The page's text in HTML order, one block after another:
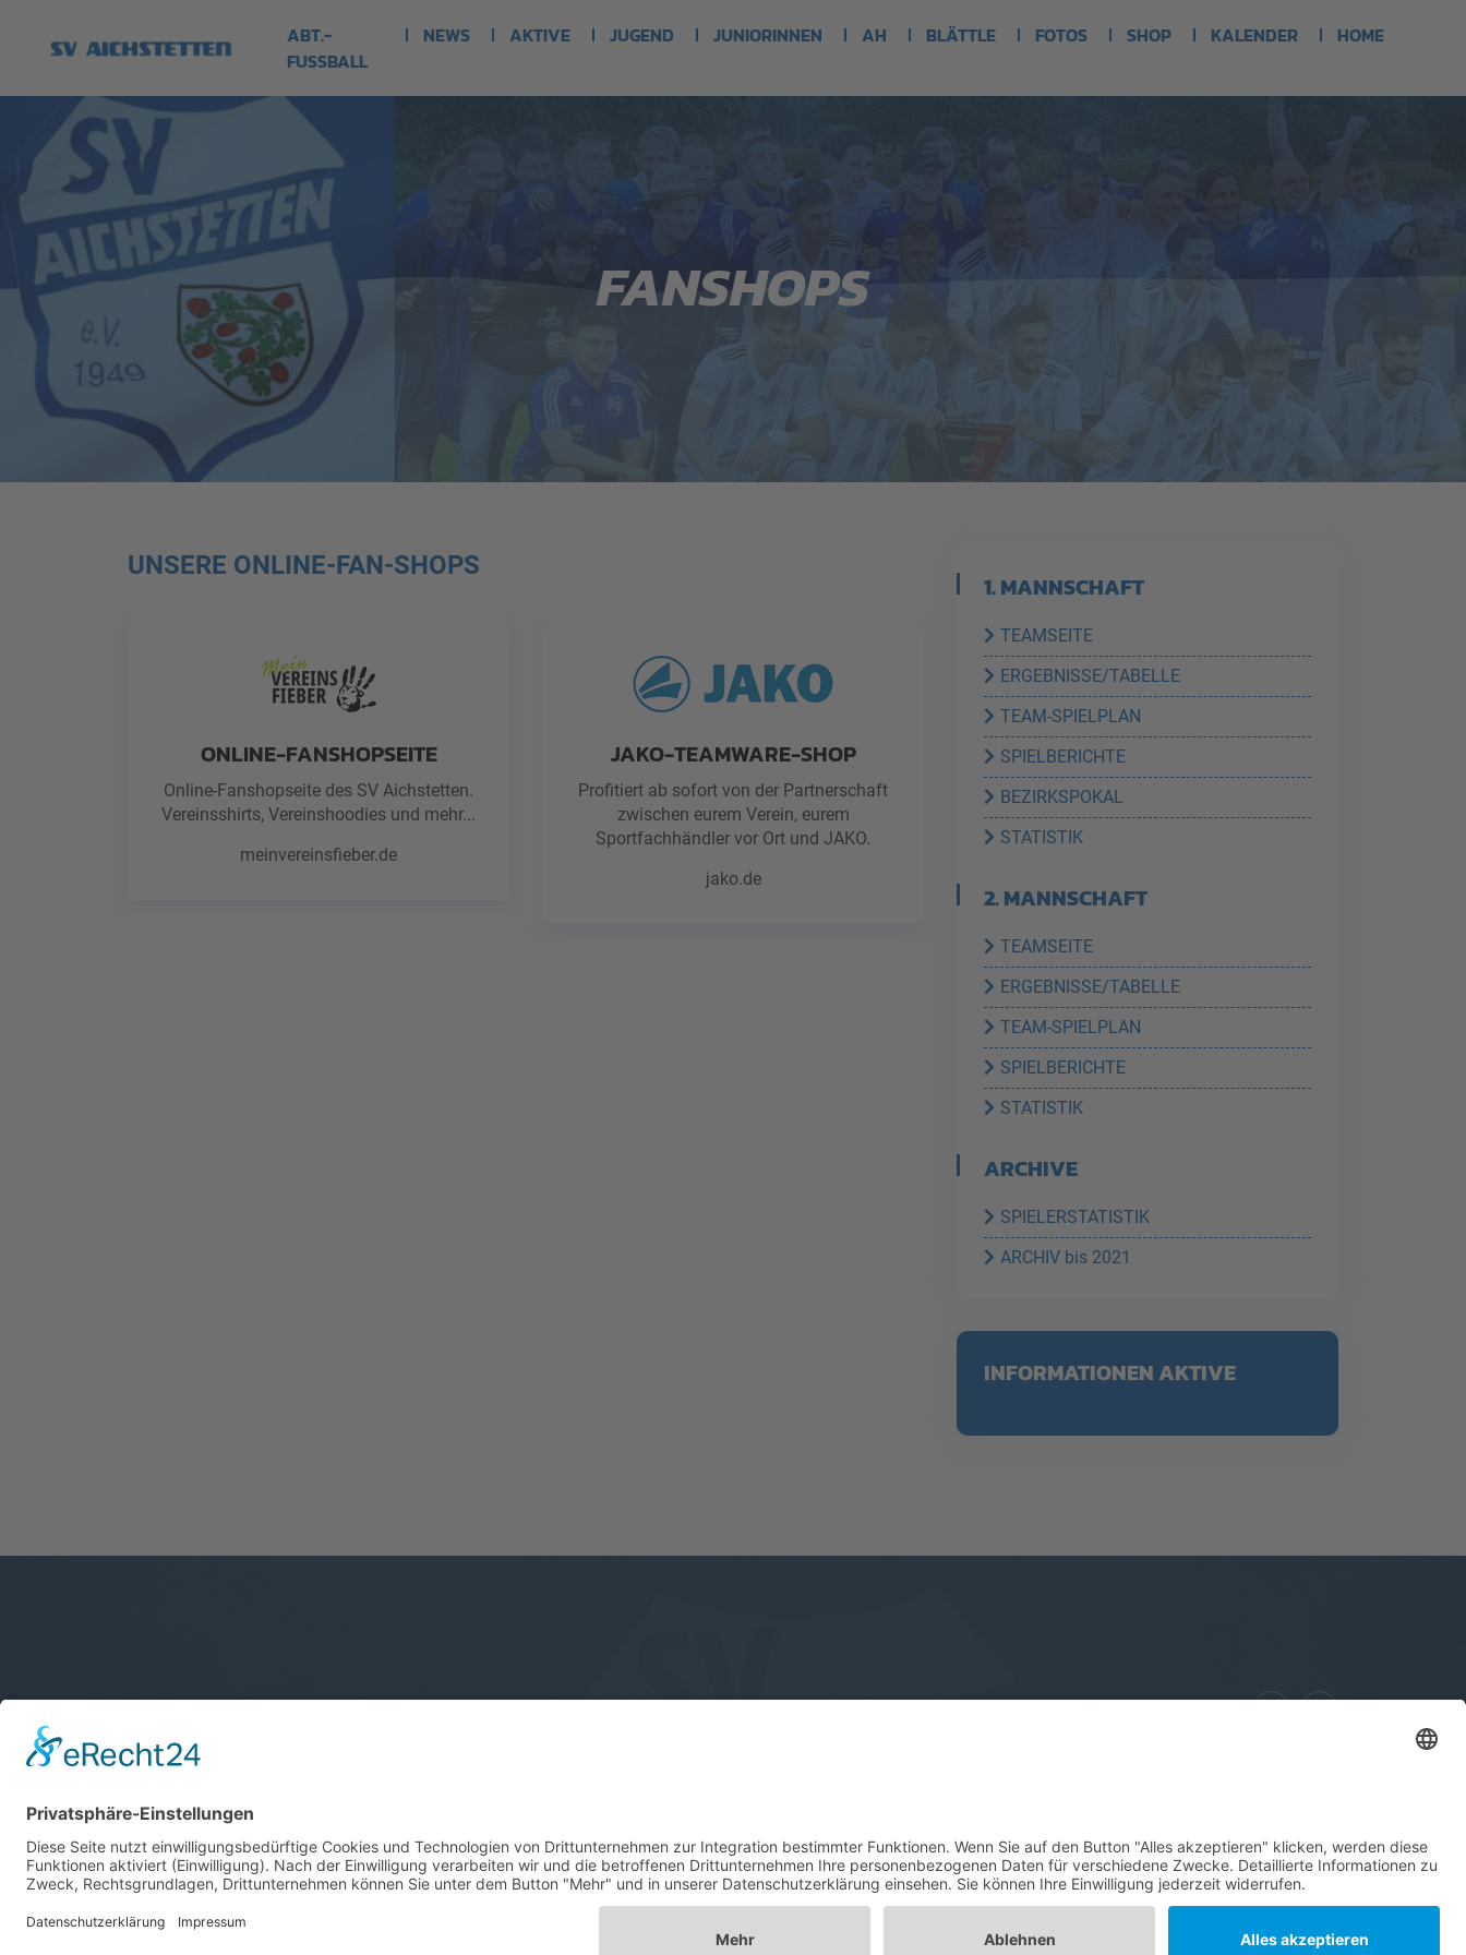
ABT.-
FUSSBALL
NEWS AKTIVE JUGEND JUNIORINNEN AH BLÄTTLE FOTOS SHOP KALENDER HOME
FANSHOPS
UNSERE ONLINE-FAN-SHOPS
ONLINE-FANSHOPSEITE
Online-Fanshopseite des SV Aichstetten.
Vereinsshirts, Vereinshoodies und mehr...
meinvereinsfieber.de
JAKO-TEAMWARE-SHOP
Profitiert ab sofort von der Partnerschaft
zwischen eurem Verein, eurem
Sportfachhändler vor Ort und JAKO.
jako.de
1. MANNSCHAFT
TEAMSEITE
ERGEBNISSE/TABELLE
TEAM-SPIELPLAN
SPIELBERICHTE
BEZIRKSPOKAL
STATISTIK
2. MANNSCHAFT
TEAMSEITE
ERGEBNISSE/TABELLE
TEAM-SPIELPLAN
SPIELBERICHTE
STATISTIK
ARCHIVE
SPIELERSTATISTIK
ARCHIV bis 2021
INFORMATIONEN AKTIVE
Verein Abteilungen Sponsoren Impressum Datenschutz Kontakt